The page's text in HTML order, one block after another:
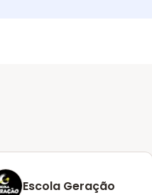
Escola Geração